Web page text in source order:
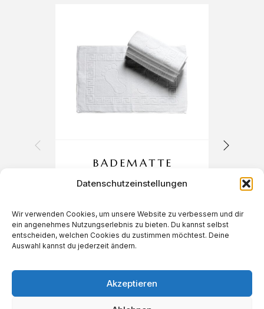
Datenschutzeinstellungen
Wir verwenden Cookies, um unsere Website zu verbessern und dir
ein angenehmes Nutzungserlebnis zu bieten. Du kannst selbst
entscheiden, welchen Cookies du zustimmen möchtest. Deine
Auswahl kannst du jederzeit ändern.
Akzeptieren
BADEMATTE
50X70CM
€6,90